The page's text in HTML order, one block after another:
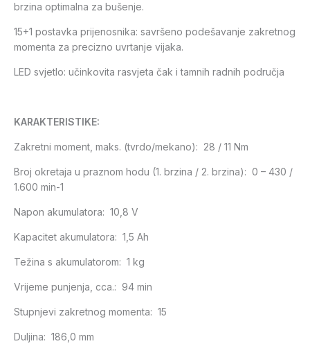
brzina optimalna za bušenje.
15+1 postavka prijenosnika: savršeno podešavanje zakretnog
momenta za precizno uvrtanje vijaka.
LED svjetlo: učinkovita rasvjeta čak i tamnih radnih područja
KARAKTERISTIKE:
Zakretni moment, maks. (tvrdo/mekano): 28 / 11 Nm
Broj okretaja u praznom hodu (1. brzina / 2. brzina): 0 – 430 /
1.600 min-1
Napon akumulatora: 10,8 V
Kapacitet akumulatora: 1,5 Ah
Težina s akumulatorom: 1 kg
Vrijeme punjenja, cca.: 94 min
Stupnjevi zakretnog momenta: 15
Duljina: 186,0 mm